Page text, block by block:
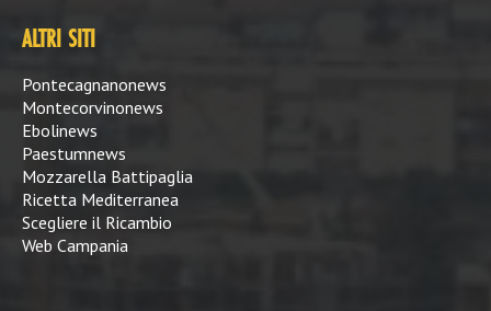
ALTRI SITI
Pontecagnanonews
Montecorvinonews
Ebolinews
Paestumnews
Mozzarella Battipaglia
Ricetta Mediterranea
Scegliere il Ricambio
Web Campania